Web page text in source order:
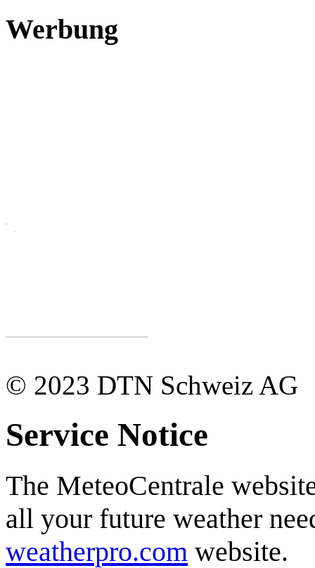
Werbung
© 2023 DTN Schweiz AG
Service Notice
The MeteoCentrale
all your future weather
weatherpro.com website.